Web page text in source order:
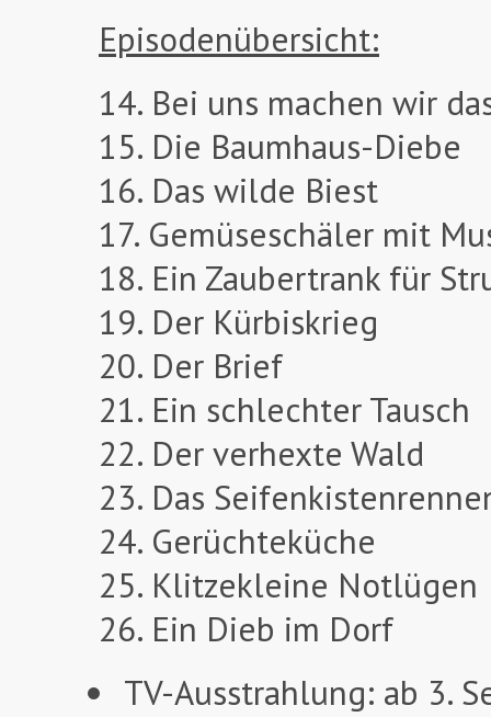
Episodenübersicht:
14. Bei uns machen wir
15. Die Baumhaus-Diebe
16. Das wilde Biest
17. Gemüseschäler mit
18. Ein Zaubertrank für
19. Der Kürbiskrieg
20. Der Brief
21. Ein schlechter Tausch
22. Der verhexte Wald
23. Das
24. Gerüchteküche
25. Klitzekleine Notlügen
26. Ein Dieb im Dorf
TV-Ausstrahlung: ab 3.